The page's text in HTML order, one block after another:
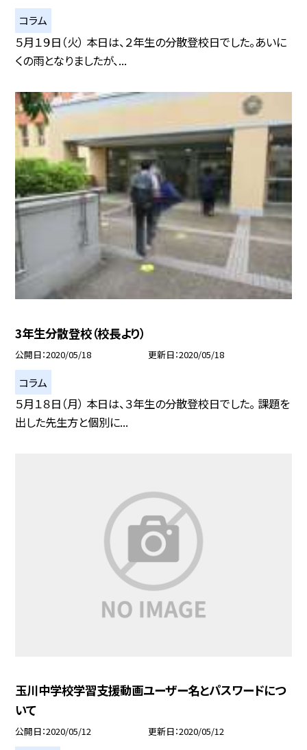
コラム
５月１９日（火） 本日は、２年生の分散登校日でした。あいに
くの雨となりましたが、...
3年生分散登校（校長より）
公開日 2020/05/18 更新日 2020/05/18
コラム
５月１８日（月） 本日は、３年生の分散登校日でした。 課題を
出した先生方と個別に...
玉川中学校学習支援動画ユーザー名とパスワードにつ
いて
公開日 2020/05/12 更新日 2020/05/12